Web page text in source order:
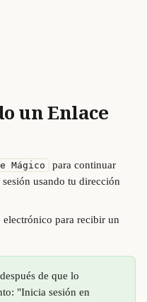
un Enlace
Mágico
para continuar
usando tu dirección
para recibir un
de que lo
"Inicia sesión en